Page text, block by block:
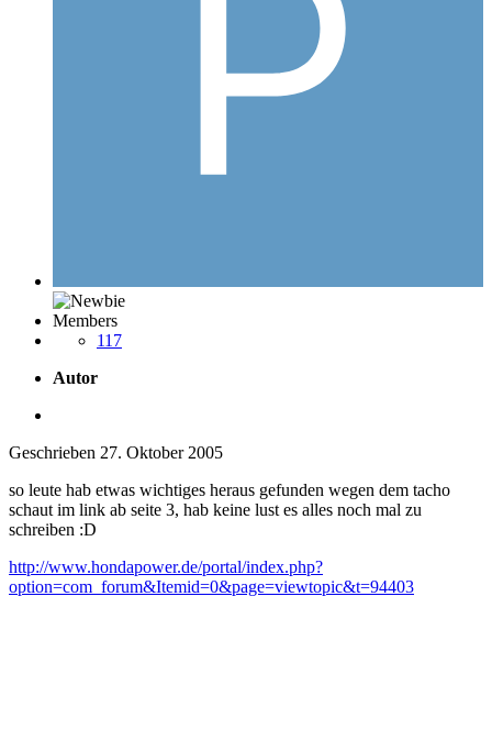
Members
117
Autor
Geschrieben 27. Oktober 2005
so leute hab etwas wichtiges heraus gefunden wegen dem tacho
schaut im link ab seite 3, hab keine lust es alles noch mal zu
schreiben :D
http://www.hondapower.de/portal/index.php?
option=com_forum&Itemid=0&page=viewtopic&t=94403